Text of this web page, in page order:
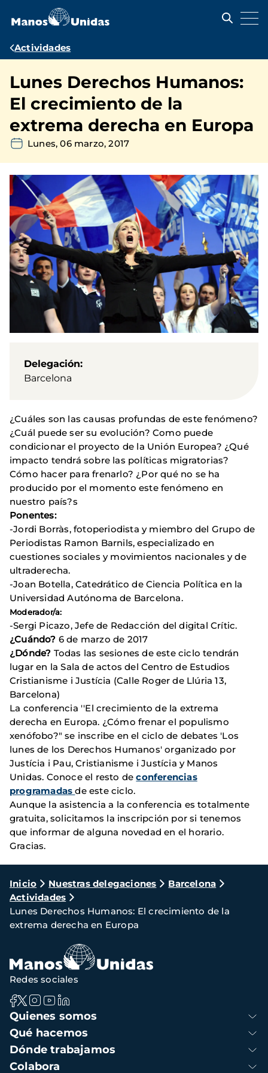
contenido
Ruta
navegación
Actividades
Lunes Derechos Humanos:
El crecimiento de la
extrema derecha en Europa
Lunes, 06 marzo, 2017
Delegación
Barcelona
¿Cuáles son las causas profundas de este fenómeno?
¿Cuál puede ser su evolución? Como puede
condicionar el proyecto de la Unión Europea? ¿Qué
impacto tendrá sobre las políticas migratorias?
Cómo hacer para frenarlo? ¿Por qué no se ha
producido por el momento este fenómeno en
nuestro país?s
Ponentes:
-Jordi Borràs, fotoperiodista y miembro del Grupo de
Periodistas Ramon Barnils, especializado en
cuestiones sociales y movimientos nacionales y de
ultraderecha.
-Joan Botella, Catedrático de Ciencia Política en la
Universidad Autónoma de Barcelona.
Moderador/a:
-Sergi Picazo, Jefe de Redacción del digital Crític.
¿Cuándo? 6 de marzo de 2017
¿Dónde? Todas las sesiones de este ciclo tendrán
lugar en la Sala de actos del Centro de Estudios
Cristianisme i Justícia (Calle Roger de Llúria 13,
Barcelona)
La conferencia ''El crecimiento de la extrema
derecha en Europa. ¿Cómo frenar el populismo
xenófobo?" se inscribe en el ciclo de debates 'Los
lunes de los Derechos Humanos' organizado por
Justícia i Pau, Cristianisme i Justícia y Manos
Unidas. Conoce el resto deconferencias
programadasde este ciclo.
Aunque la asistencia a la conferencia es totalmente
gratuita, solicitamos la inscripción por si tenemos
que informar de alguna novedad en el horario.
Gracias.
Ruta
de
navegación
Inicio Nuestras delegaciones
Barcelona
Actividades
Lunes Derechos Humanos: El crecimiento de la
extrema derecha en Europa
Navegación
principal
Quienes somos
Qué hacemos
Dónde trabajamos
Colabora
Redes sociales